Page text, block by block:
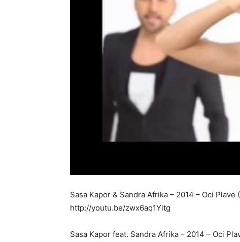
Sasa Kapor & Sandra Afrika – 2014 – Oci
http://youtu.be/zwx6aq1Yitg
Sasa Kapor feat. Sandra Afrika – 2014 – Oci